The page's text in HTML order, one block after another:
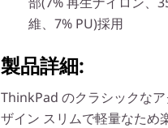
維、7% PU)採用
製品詳細:
ThinkPad のクラシックな
ザイン スリムで軽量なため